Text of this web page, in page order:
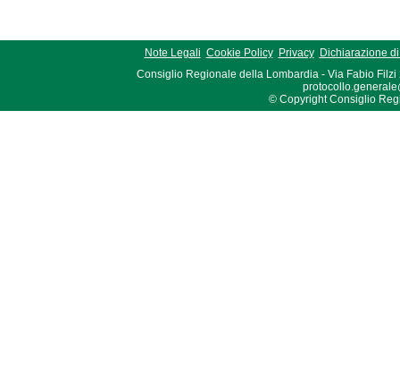
Note Legali Cookie Policy Privacy
Dichiarazione
Consiglio Regionale della Lombardia - Via Fabio Filzi
© Copyright Consiglio